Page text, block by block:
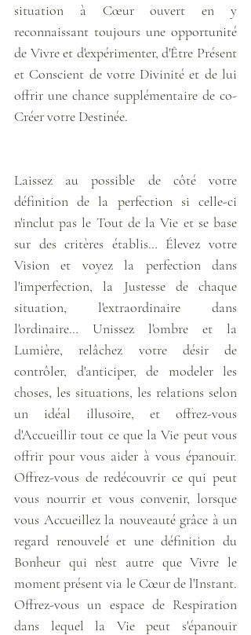
situation à Cœur ouvert en y
reconnaissant toujours une opportunité
de Vivre et d'expérimenter, d'Être Présent
et Conscient de votre Divinité et de lui
offrir une chance supplémentaire de co-
Créer votre Destinée.
Laissez au possible de côté votre
définition de la perfection si celle-ci
n'inclut pas le Tout de la Vie et se base
sur des critères établis… Élevez votre
Vision et voyez la perfection dans
l'imperfection, la Justesse de chaque
situation, l'extraordinaire dans
l'ordinaire… Unissez l'ombre et la
Lumière, relâchez votre désir de
contrôler, d'anticiper, de modeler les
choses, les situations, les relations selon
un idéal illusoire, et offrez-vous
d'Accueillir tout ce que la Vie peut vous
offrir pour vous aider à vous épanouir.
Offrez-vous de redécouvrir ce qui peut
vous nourrir et vous convenir, lorsque
vous Accueillez la nouveauté grâce à un
regard renouvelé et une définition du
Bonheur qui n'est autre que Vivre le
moment présent via le Cœur de l'Instant.
Offrez-vous un espace de Respiration
dans lequel la Vie peut s'épanouir